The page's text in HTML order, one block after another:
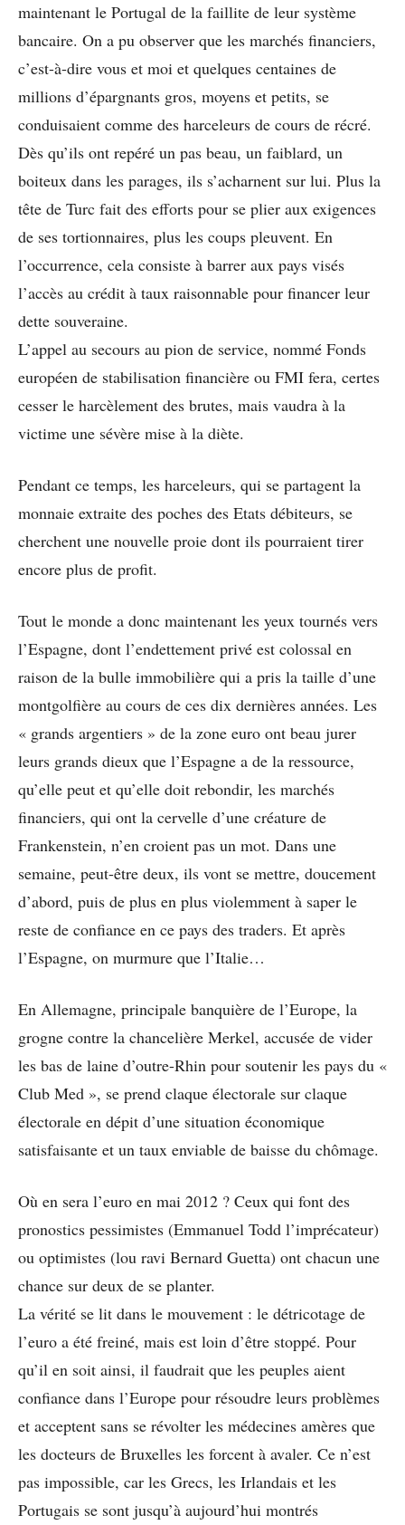
maintenant le Portugal de la faillite de leur système
bancaire. On a pu observer que les marchés financiers,
c’est-à-dire vous et moi et quelques centaines de
millions d’épargnants gros, moyens et petits, se
conduisaient comme des harceleurs de cours de récré.
Dès qu’ils ont repéré un pas beau, un faiblard, un
boiteux dans les parages, ils s’acharnent sur lui. Plus la
tête de Turc fait des efforts pour se plier aux exigences
de ses tortionnaires, plus les coups pleuvent. En
l’occurrence, cela consiste à barrer aux pays visés
l’accès au crédit à taux raisonnable pour financer leur
dette souveraine.
L’appel au secours au pion de service, nommé Fonds
européen de stabilisation financière ou FMI fera, certes
cesser le harcèlement des brutes, mais vaudra à la
victime une sévère mise à la diète.
Pendant ce temps, les harceleurs, qui se partagent la
monnaie extraite des poches des Etats débiteurs, se
cherchent une nouvelle proie dont ils pourraient tirer
encore plus de profit.
Tout le monde a donc maintenant les yeux tournés vers
l’Espagne, dont l’endettement privé est colossal en
raison de la bulle immobilière qui a pris la taille d’une
montgolfière au cours de ces dix dernières années. Les
« grands argentiers » de la zone euro ont beau jurer
leurs grands dieux que l’Espagne a de la ressource,
qu’elle peut et qu’elle doit rebondir, les marchés
financiers, qui ont la cervelle d’une créature de
Frankenstein, n’en croient pas un mot. Dans une
semaine, peut-être deux, ils vont se mettre, doucement
d’abord, puis de plus en plus violemment à saper le
reste de confiance en ce pays des traders. Et après
l’Espagne, on murmure que l’Italie…
En Allemagne, principale banquière de l’Europe, la
grogne contre la chancelière Merkel, accusée de vider
les bas de laine d’outre-Rhin pour soutenir les pays du «
Club Med », se prend claque électorale sur claque
électorale en dépit d’une situation économique
satisfaisante et un taux enviable de baisse du chômage.
Où en sera l’euro en mai 2012 ? Ceux qui font des
pronostics pessimistes (Emmanuel Todd l’imprécateur)
ou optimistes (lou ravi Bernard Guetta) ont chacun une
chance sur deux de se planter.
La vérité se lit dans le mouvement : le détricotage de
l’euro a été freiné, mais est loin d’être stoppé. Pour
qu’il en soit ainsi, il faudrait que les peuples aient
confiance dans l’Europe pour résoudre leurs problèmes
et acceptent sans se révolter les médecines amères que
les docteurs de Bruxelles les forcent à avaler. Ce n’est
pas impossible, car les Grecs, les Irlandais et les
Portugais se sont jusqu’à aujourd’hui montrés